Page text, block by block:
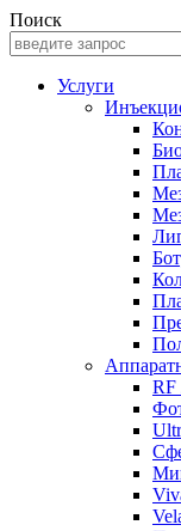
Поиск
Услуги
RF